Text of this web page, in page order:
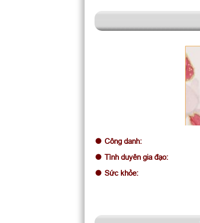
Công danh:
Tình duyên gia đạo:
Sức khỏe: